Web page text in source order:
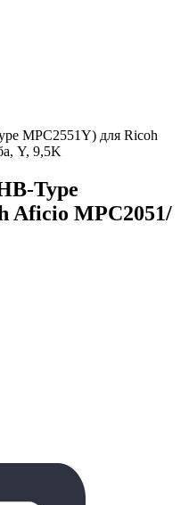
MPC2551Y) для Ricoh
Y, 9,5K
Type
Aficio MPC2051/